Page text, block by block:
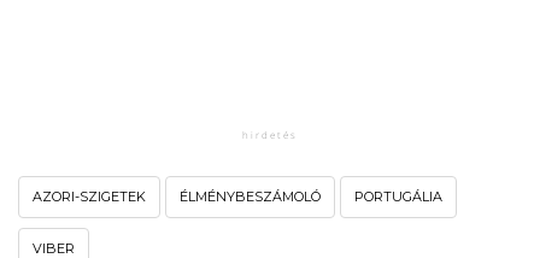
AZORI-SZIGETEK ÉLMÉNYBESZÁMOLÓ PORTUGÁLIA
VIBER